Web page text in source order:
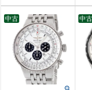
中古 中古